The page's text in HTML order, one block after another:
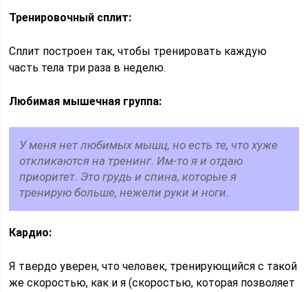
Тренировочный сплит:
Сплит построен так, чтобы тренировать каждую
часть тела три раза в неделю.
Любимая мышечная группа:
У меня нет любимых мышц, но есть те, что хуже
откликаются на тренинг. Им-то я и отдаю
приоритет. Это грудь и спина, которые я
тренирую больше, нежели руки и ноги.
Кардио:
Я твердо уверен, что человек, тренирующийся с такой
же скоростью, как и я (скоростью, которая позволяет